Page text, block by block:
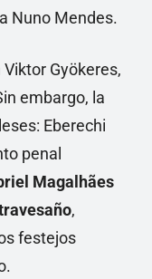
Nuno Mendes.
Gyökeres,
embargo, la
Eberechi
penal
Magalhães
,
festejos